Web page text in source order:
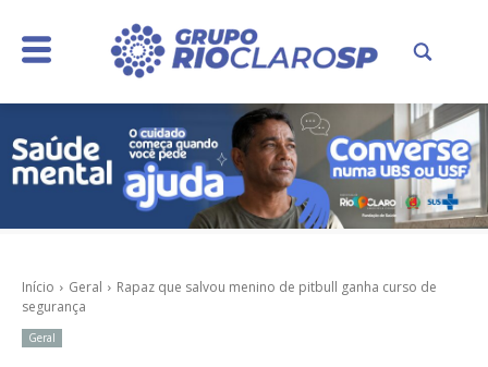
Início Geral
Rapaz que salvou menino de pitbull ganha curso de
segurança
Geral